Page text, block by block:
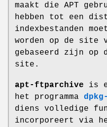
maakt die APT
hebben tot een
indexbestanden
worden op de site
gebaseerd zijn op
site.
apt-ftparchive is
het programma
diens volledige
incorporeert via het